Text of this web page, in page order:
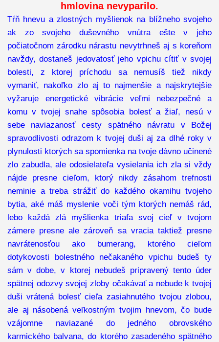
hmlovina nevyparilo.
Tŕň hnevu a zlostných myšlienok na blížneho svojeho
ak zo svojeho duševného vnútra ešte v jeho
počiatočnom zárodku nárastu nevytrhneš aj s koreňom
navždy, dostaneš jedovatosť jeho vpichu cítiť v svojej
bolesti, z ktorej príchodu sa nemusíš tiež nikdy
vymaniť, nakoľko zlo aj to najmenšie a najskrytejšie
vyžaruje energetické vibrácie veľmi nebezpečné a
komu v tvojej snahe spôsobia bolesť a žiaľ, nesú v
sebe naviazanosť cesty spätného návratu v Božej
spravodlivosti odrazom k tvojej duši aj za dlhé roky v
plynulosti ktorých sa spomienka na tvoje dávno učinené
zlo zabudla, ale odosielateľa vysielania ich zla si vždy
nájde presne cieľom, ktorý nikdy zásahom trefnosti
neminie a treba strážiť do každého okamihu tvojeho
bytia, aké máš myslenie voči tým ktorých nemáš rád,
lebo každá zlá myšlienka triafa svoj cieľ v tvojom
zámere presne ale zároveň sa vracia taktiež presne
navrátenosťou ako bumerang, ktorého cieľom
dotykovosti bolestného nečakaného vpichu budeš ty
sám v dobe, v ktorej nebudeš pripravený tento úder
spätnej odozvy svojej zloby očakávať a nebude k tvojej
duši vrátená bolesť cieľa zasiahnutého tvojou zlobou,
ale aj násobená veľkostným tvojim hnevom, čo bude
vzájomne naviazané do jedného obrovského
karmického balvana, do ktorého zasadeného spätného